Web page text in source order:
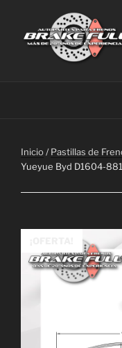
contenido
Inicio/Pastillas de
Yueyue Byd D1604-